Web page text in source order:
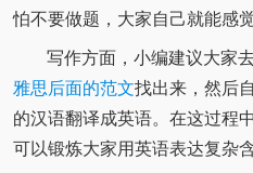
怕不要做题，大家自己就能感
写作方面，小编建议大家
雅思后面的范文找出来，然后
的汉语翻译成英语。在这过程
可以锻炼大家用英语表达复杂